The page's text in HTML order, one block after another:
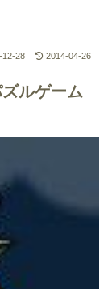
12-28 2014-04-26
ルゲーム